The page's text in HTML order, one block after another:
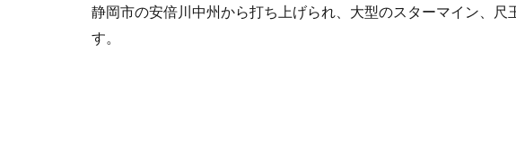
静岡市の安倍川中州から打ち上げられ、大型のスターマイン、
す。